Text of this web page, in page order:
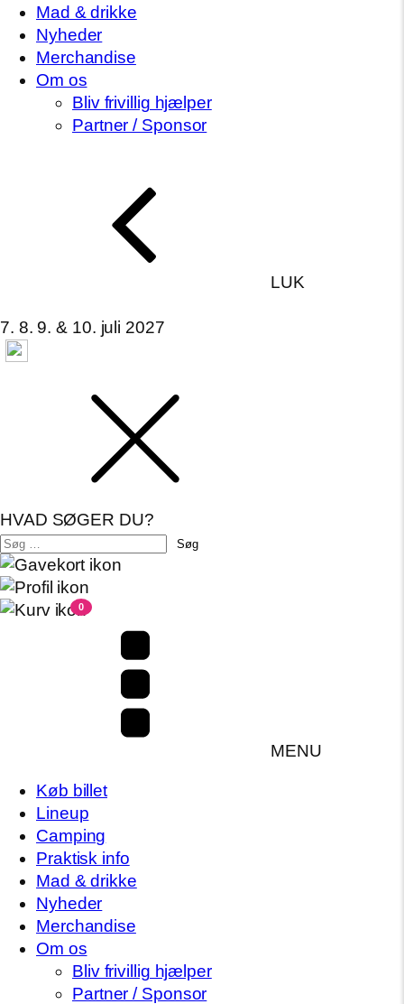
Mad & drikke
Nyheder
Merchandise
Om os
Bliv frivillig hjælper
Partner / Sponsor
LUK
7. 8. 9. & 10. juli 2027
HVAD SØGER DU?
Søg
efter:
0
MENU
Køb billet
Lineup
Camping
Praktisk info
Mad & drikke
Nyheder
Merchandise
Om os
Bliv frivillig hjælper
Partner / Sponsor